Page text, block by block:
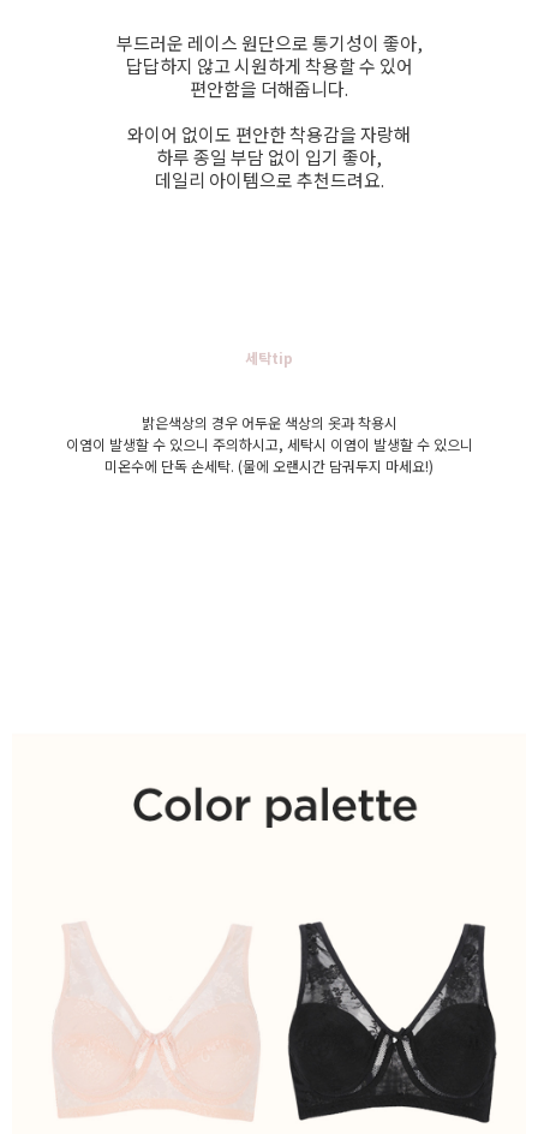
부드러운 레이스 원단으로 통기성이 좋아,
답답하지 않고 시원하게 착용할 수 있어
편안함을 더해줍니다.
와이어 없이도 편안한 착용감을 자랑해
하루 종일 부담 없이 입기 좋아,
데일리 아이템으로 추천드려요.
세탁tip
밝은색상의 경우 어두운 색상의 옷과 착용시
이염이 발생할 수 있으니 주의하시고, 세탁시 이염이 발생할 수 있으니
미온수에 단독 손세탁. (물에 오랜시간 담궈두지 마세요!)